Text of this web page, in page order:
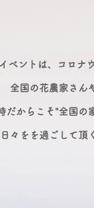
ベントは、コロナ
全国の花農家さん
だからこそ"全国の
々をを過ごして頂